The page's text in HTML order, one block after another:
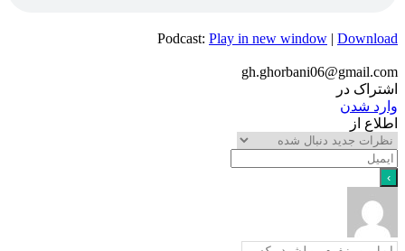
Podcast: Play in new window | Download
gh.ghorbani06@gmail.com
اشتراک در
وارد شدن
اطلاع از